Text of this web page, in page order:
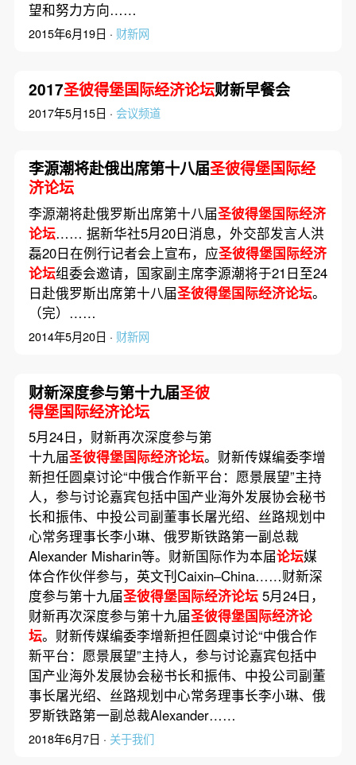
望和努力方向……
2015年6月19日 · 财新网
2017圣彼得堡国际经济论坛财新早餐会
2017年5月15日 · 会议频道
李源潮将赴俄出席第十八届圣彼得堡国际经
济论坛
李源潮将赴俄罗斯出席第十八届圣彼得堡国际经济
论坛…… 据新华社5月20日消息，外交部发言人洪
磊20日在例行记者会上宣布，应圣彼得堡国际经济
论坛组委会邀请，国家副主席李源潮将于21日至24
日赴俄罗斯出席第十八届圣彼得堡国际经济论坛。
（完）……
2014年5月20日 · 财新网
财新深度参与第十九届圣彼
得堡国际经济论坛
5月24日，财新再次深度参与第
十九届圣彼得堡国际经济论坛。财新传媒编委李增
新担任圆桌讨论“中俄合作新平台：愿景展望”主持
人，参与讨论嘉宾包括中国产业海外发展协会秘书
长和振伟、中投公司副董事长屠光绍、丝路规划中
心常务理事长李小琳、俄罗斯铁路第一副总裁
Alexander Misharin等。财新国际作为本届论坛媒
体合作伙伴参与，英文刊Caixin–China……财新深
度参与第十九届圣彼得堡国际经济论坛5月24日，
财新再次深度参与第十九届圣彼得堡国际经济论
坛。财新传媒编委李增新担任圆桌讨论“中俄合作
新平台：愿景展望”主持人，参与讨论嘉宾包括中
国产业海外发展协会秘书长和振伟、中投公司副董
事长屠光绍、丝路规划中心常务理事长李小琳、俄
罗斯铁路第一副总裁Alexander……
2018年6月7日 · 关于我们